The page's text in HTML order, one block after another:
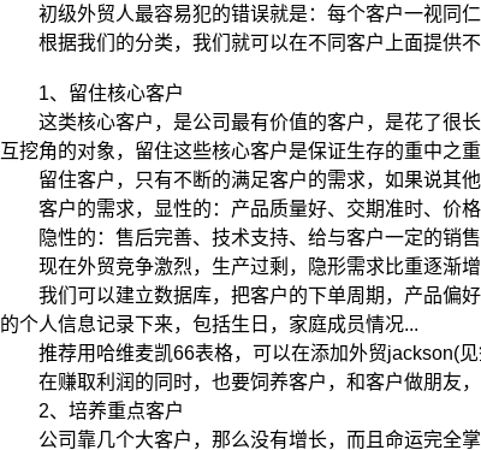
初级外贸人最容易犯的错误就是：每个客户一视同仁
根据我们的分类，我们就可以在不同客户上面提供不
1、留住核心客户
这类核心客户，是公司最有价值的客户，是花了很长
互挖角的对象，留住这些核心客户是保证生存的重中之重
留住客户，只有不断的满足客户的需求，如果说其他
客户的需求，显性的：产品质量好、交期准时、价格
隐性的：售后完善、技术支持、给与客户一定的销
现在外贸竞争激烈，生产过剩，隐形需求比重逐渐增
我们可以建立数据库，把客户的下单周期，产品偏好
的个人信息记录下来，包括生日，家庭成员情况...
推荐用哈维麦凯66表格，可以在添加外贸jackson(见
在赚取利润的同时，也要饲养客户，和客户做朋友，
2、培养重点客户
公司靠几个大客户，那么没有增长，而且命运完全掌